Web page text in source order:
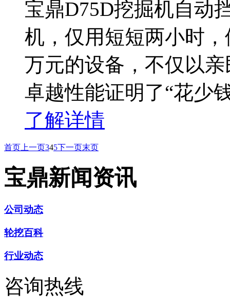
宝鼎D75D挖掘机自动
机，仅用短短两小时
万元的设备，不仅以
卓越性能证明了“花少
了解详情
首页 上一页345下一页末页
宝鼎新闻资讯
公司动态
轮挖百科
行业动态
咨询热线